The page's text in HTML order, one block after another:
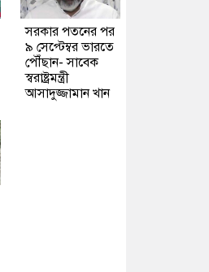
সরকার পতনের পর
৯ সেপ্টেম্বর ভারতে
পৌঁছান- সাবেক
স্বরাষ্ট্রমন্ত্রী
আসাদুজ্জামান খান